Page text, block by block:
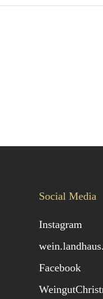
Social Media
Instagram
Facebook